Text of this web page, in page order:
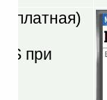
при